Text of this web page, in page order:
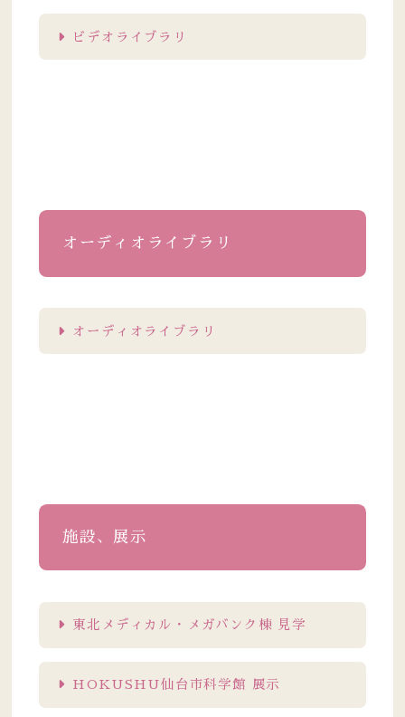
ビデオライブラリ
オーディオライブラリ
オーディオライブラリ
施設、展示
東北メディカル・メガバンク棟 見学
HOKUSHU仙台市科学館 展示